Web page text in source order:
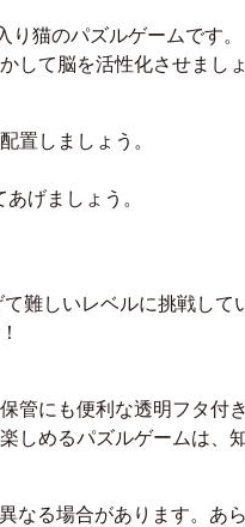
猫のパズルゲームです。
して脳を活性化させましょ
置しましょう。
げましょう。
難しいレベルに挑戦して
にも便利な透明フタ付
しめるパズルゲームは、
る場合があります。あ